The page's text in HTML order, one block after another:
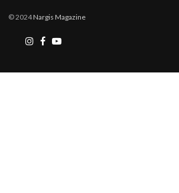
© 2024Nargis Magazine